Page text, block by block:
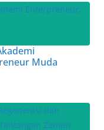
Muda